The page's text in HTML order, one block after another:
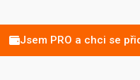
Jsem PRO a chci se